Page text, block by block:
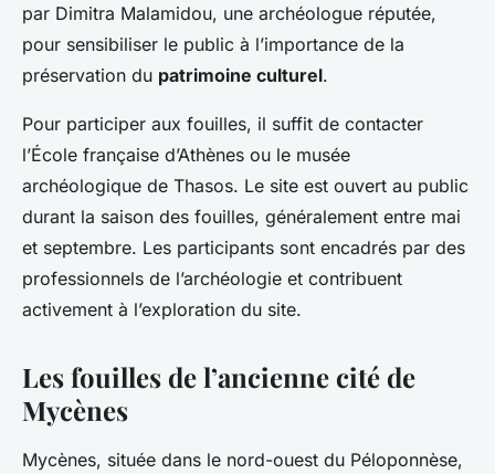
par Dimitra Malamidou, une archéologue réputée,
pour sensibiliser le public à l’importance de la
préservation du patrimoine culturel.
Pour participer aux fouilles, il suffit de contacter
l’École française d’Athènes ou le musée
archéologique de Thasos. Le site est ouvert au public
durant la saison des fouilles, généralement entre mai
et septembre. Les participants sont encadrés par des
professionnels de l’archéologie et contribuent
activement à l’exploration du site.
Les fouilles de l’ancienne cité de
Mycènes
Mycènes, située dans le nord-ouest du Péloponnèse,